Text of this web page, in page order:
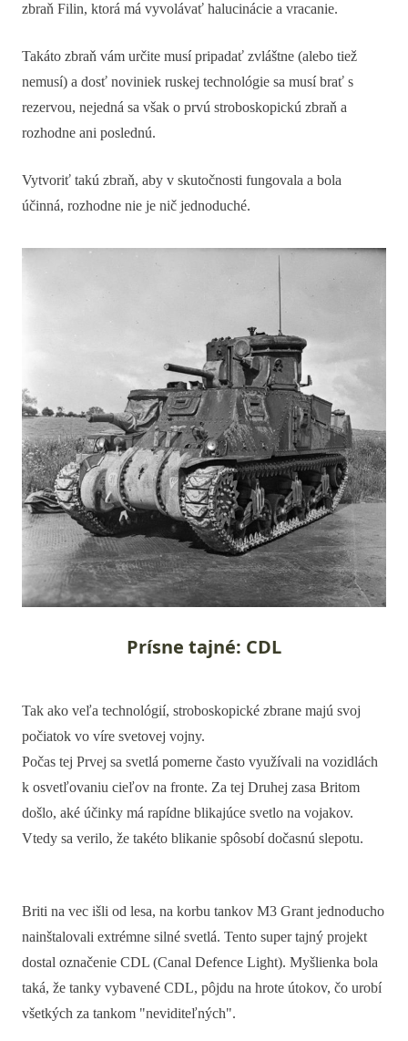
zbraň Filin, ktorá má vyvolávať halucinácie a vracanie.
Takáto zbraň vám určite musí pripadať zvláštne (alebo tiež
nemusí) a dosť noviniek ruskej technológie sa musí brať s
rezervou, nejedná sa však o prvú stroboskopickú zbraň a
rozhodne ani poslednú.
Vytvoriť takú zbraň, aby v skutočnosti fungovala a bola
účinná, rozhodne nie je nič jednoduché.
Prísne tajné: CDL
Tak ako veľa technológií, stroboskopické zbrane majú svoj
počiatok vo víre svetovej vojny.
Počas tej Prvej sa svetlá pomerne často využívali na vozidlách
k osvetľovaniu cieľov na fronte. Za tej Druhej zasa Britom
došlo, aké účinky má rapídne blikajúce svetlo na vojakov.
Vtedy sa verilo, že takéto blikanie spôsobí dočasnú slepotu.
Briti na vec išli od lesa, na korbu tankov M3 Grant jednoducho
nainštalovali extrémne silné svetlá. Tento super tajný projekt
dostal označenie CDL (Canal Defence Light). Myšlienka bola
taká, že tanky vybavené CDL, pôjdu na hrote útokov, čo urobí
všetkých za tankom "neviditeľných".